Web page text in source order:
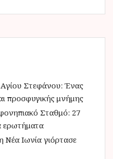
Αγίου Στεφάνου: Ένας
προσφυγικής μνήμης
Σταθμό: 27
ερωτήματα
Νέα Ιωνία γιόρτασε